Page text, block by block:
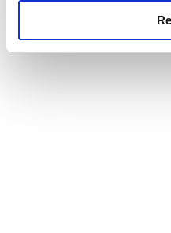
okumak ve sitemizi